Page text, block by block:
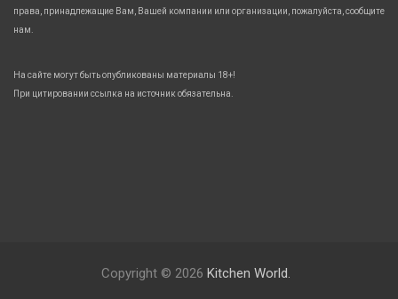
права, принадлежащие Вам, Вашей компании или организации, пожалуйста, сообщите
нам.
На сайте могут быть опубликованы материалы 18+!
При цитировании ссылка на источник обязательна.
Copyright © 2026 Kitchen World.